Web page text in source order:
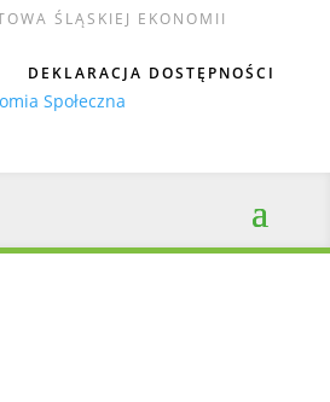
ŚLĄSKIEJ EKONOMII
DEKLARACJA DOSTĘPNOŚCI